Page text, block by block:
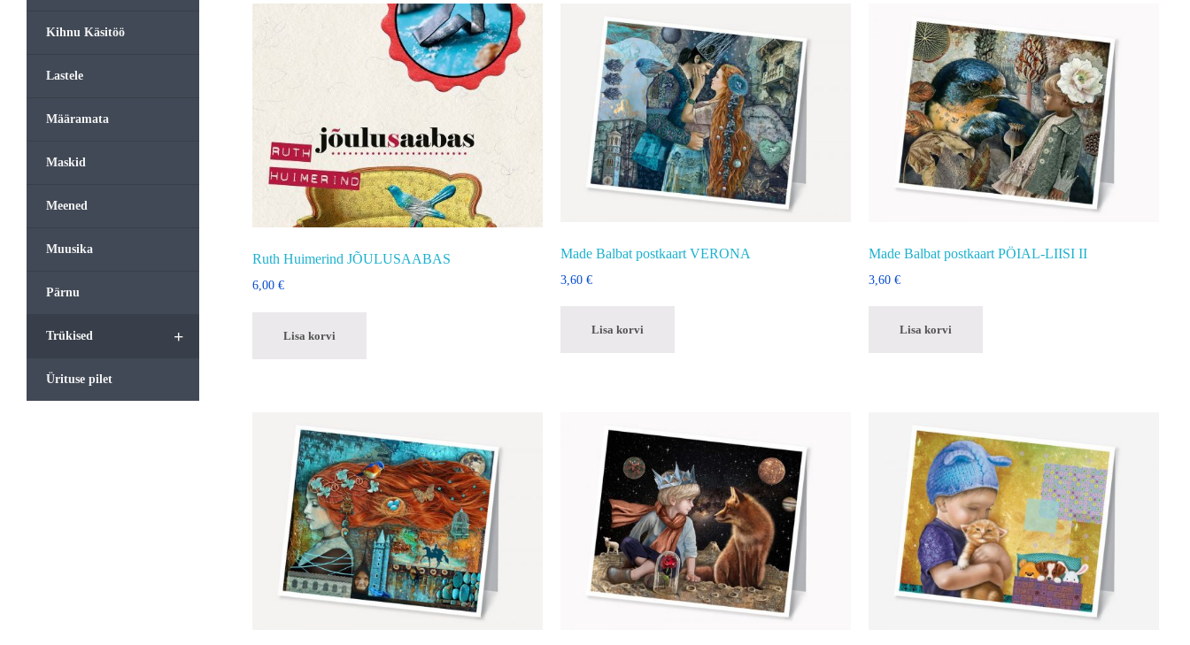
Kihnu Käsitöö
Lastele
Määramata
Maskid
Meened
Muusika
Pärnu
+
Trükised
Ürituse pilet
Ruth Huimerind JÕULUSAABAS
6,00 €
Lisa korvi
Made Balbat postkaart VERONA
3,60 €
Lisa korvi
Made Balbat postkaart PÖIAL-LIISI II
3,60€
Lisa korvi